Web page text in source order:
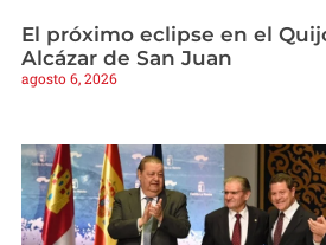
El próximo eclipse en el
Alcázar de San Juan
agosto 6, 2026